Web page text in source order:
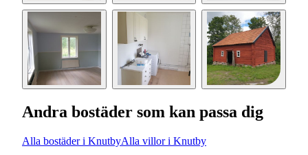
Andra bostäder som kan passa dig
Alla bostäder i KnutbyAlla villor i Knutby